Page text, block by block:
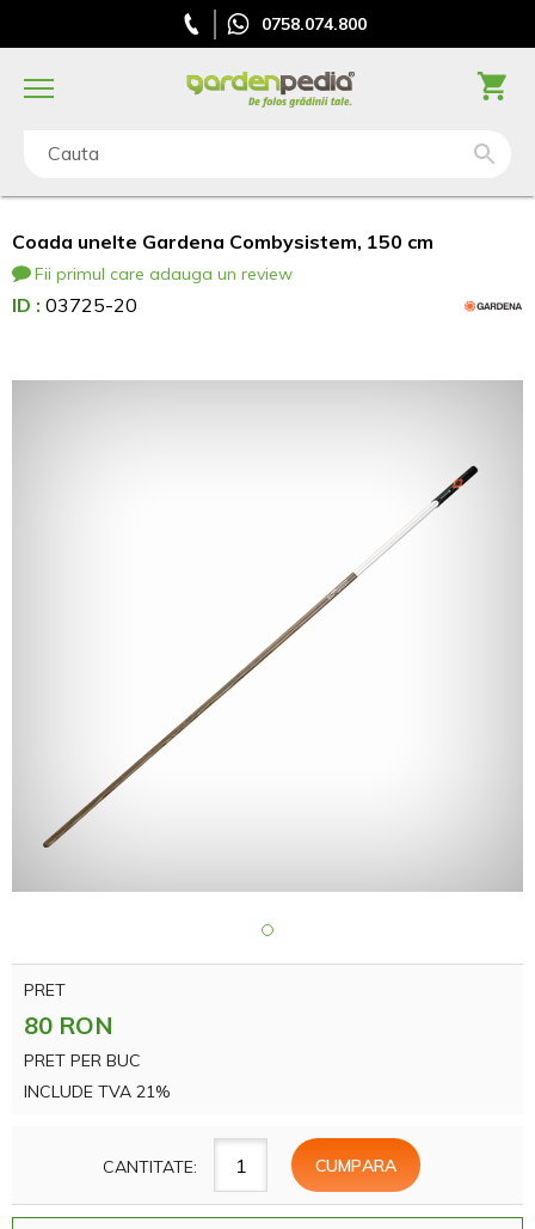
0758.074.800
Cauta
Coada unelte Gardena Combysistem, 150 cm
Fii primul care adauga un review
ID : 03725-20
PRET
80 RON
PRET PER BUC
INCLUDE TVA 21%
CANTITATE: